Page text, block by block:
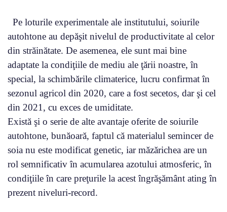
Pe loturile experimentale ale institutului, soiurile
autohtone au depăşit nivelul de productivitate al celor
din străinătate. De asemenea, ele sunt mai bine
adaptate la condiţiile de mediu ale ţării noastre, în
special, la schimbările climaterice, lucru confirmat în
sezonul agricol din 2020, care a fost secetos, dar şi cel
din 2021, cu exces de umiditate.
Există şi o serie de alte avantaje oferite de soiurile
autohtone, bunăoară, faptul că materialul semincer de
soia nu este modificat genetic, iar măzărichea are un
rol semnificativ în acumularea azotului atmosferic, în
condiţiile în care preţurile la acest îngrăşământ ating în
prezent niveluri-record.